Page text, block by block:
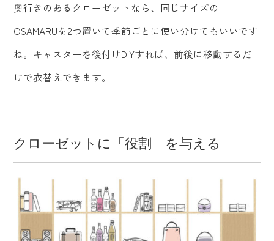
奥行きのあるクローゼットなら、同じサイズの
OSAMARUを2つ置いて季節ごとに使い分けてもいいです
ね。キャスターを後付けDIYすれば、前後に移動するだ
けで衣替えできます。
クローゼットに「役割」を与える